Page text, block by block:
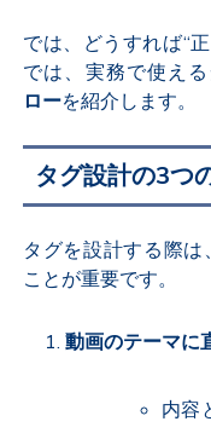
では、どうすれば“
では、実務で使える
ローを紹介します。
タグ設計の3つ
タグを設計する際
ことが重要です。
動画のテーマに
内容